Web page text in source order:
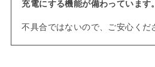
充電にする機能が備わっています。
不具合ではないので、ご安心くだ